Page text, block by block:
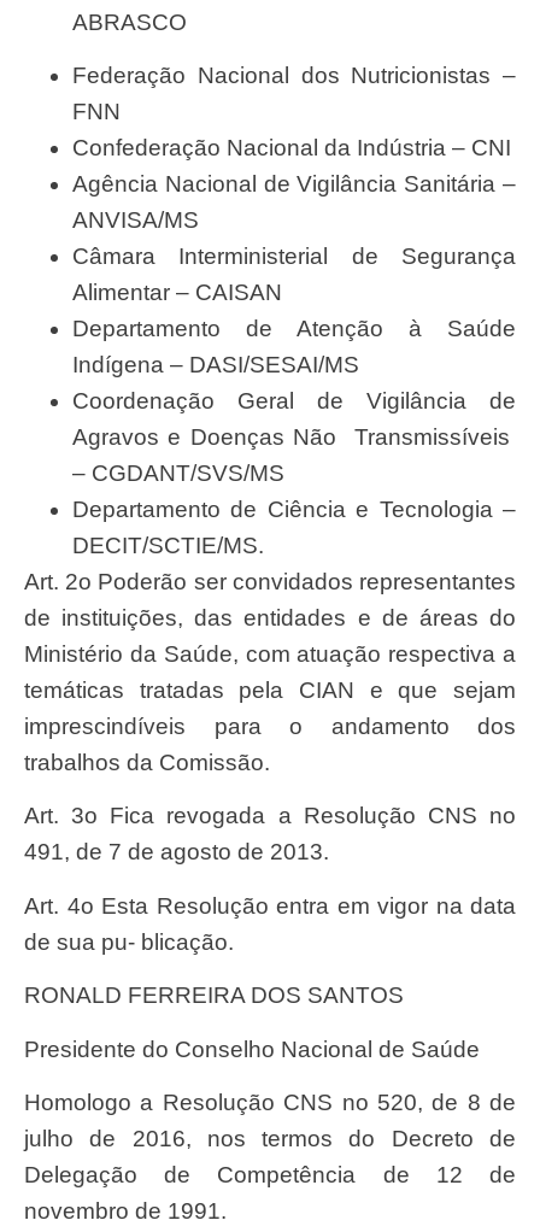
ABRASCO
Federação Nacional dos Nutricionistas –
FNN
Confederação Nacional da Indústria – CNI
Agência Nacional de Vigilância Sanitária –
ANVISA/MS
Câmara Interministerial de Segurança
Alimentar – CAISAN
Departamento de Atenção à Saúde
Indígena – DASI/SESAI/MS
Coordenação Geral de Vigilância de
Agravos e Doenças Não Transmissíveis
– CGDANT/SVS/MS
Departamento de Ciência e Tecnologia –
DECIT/SCTIE/MS.
Art. 2o Poderão ser convidados representantes
de instituições, das entidades e de áreas do
Ministério da Saúde, com atuação respectiva a
temáticas tratadas pela CIAN e que sejam
imprescindíveis para o andamento dos
trabalhos da Comissão.
Art. 3o Fica revogada a Resolução CNS no
491, de 7 de agosto de 2013.
Art. 4o Esta Resolução entra em vigor na data
de sua pu- blicação.
RONALD FERREIRA DOS SANTOS
Presidente do Conselho Nacional de Saúde
Homologo a Resolução CNS no 520, de 8 de
julho de 2016, nos termos do Decreto de
Delegação de Competência de 12 de
novembro de 1991.